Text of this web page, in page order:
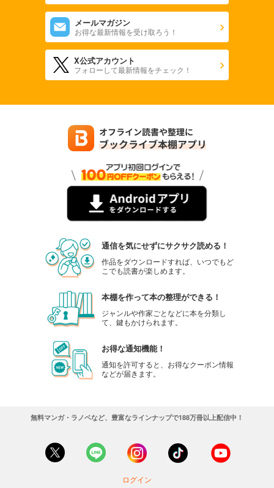
メールマガジン
お得な最新情報を受け取ろう！
X公式アカウント
フォローして最新情報をチェック！
通信を気にせずにサクサク読める！
作品をダウンロードすれば、いつでもど
こでも読書が楽しめます。
本棚を作って本の整理ができる！
ジャンルや作家ごとなどに本を分類し
て、鍵もかけられます。
お得な通知機能！
通知を許可すると、お得なクーポン情報
などが届きます。
無料マンガ・ラノベなど、豊富なラインナップで188万冊以上配信中！
ログイン